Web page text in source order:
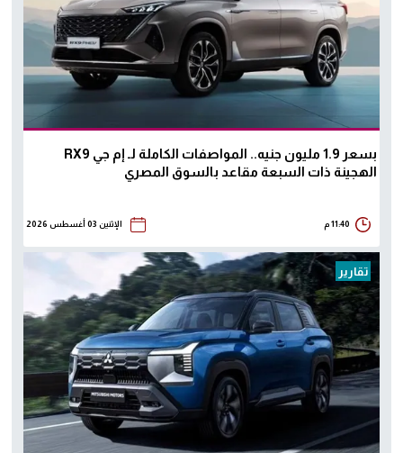
بسعر 1.9 مليون جنيه.. المواصفات الكاملة لـ إم جي RX9
الهجينة ذات السبعة مقاعد بالسوق المصري
11:40 م الإثنين 03 أغسطس 2026
تقارير